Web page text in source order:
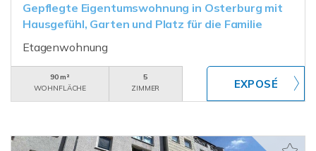
Gepflegte Eigentumswohnung in Osterburg mit
Hausgefühl, Garten und Platz für die Familie
Etagenwohnung
90 m²
WOHNFLÄCHE
5
ZIMMER